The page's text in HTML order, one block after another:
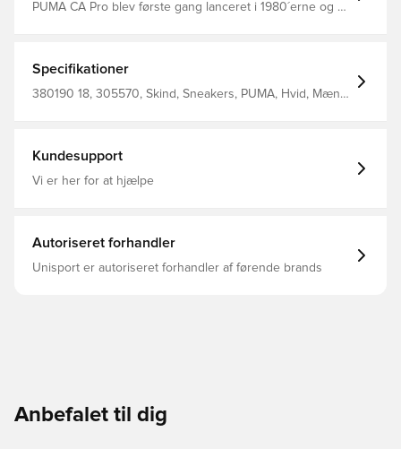
PUMA CA Pro blev første gang lanceret i 1980´erne og er
Specifikationer
380190 18, 305570, Skind, Sneakers, PUMA, Hvid, Mænd,
Kundesupport
Vi er her for at hjælpe
Autoriseret forhandler
Unisport er autoriseret forhandler af førende brands
Anbefalet til dig